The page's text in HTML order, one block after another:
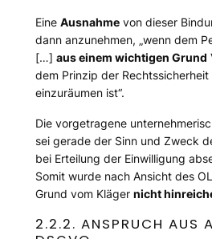
Eine Ausnahmevon dieser
dann anzunehmen, „wenn dem
[…] aus einem wichtigen Grund
dem Prinzip der
einzuräumen ist“.
Die vorgetragene
sei gerade der Sinn und Zweck
bei Erteilung der Einwilligung
Somit wurde nach Ansicht des
Grund vom Kläger nicht
2.2.2. ANSPRUCH AUS